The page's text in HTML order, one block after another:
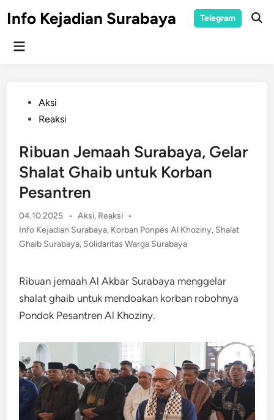
toInfo Kejadian Surabaya Telegram
Main
PostedAksi
Reaksi
Ribuan Jemaah Surabaya, Gelar
Shalat Ghaib untuk Korban
Pesantren
04.10.2025 • Posted
in
Aksi, Reaksi •
Info Kejadian Surabaya, Korban Ponpes Al Khoziny, Shalat
Ghaib Surabaya, Solidaritas Warga Surabaya
Ribuan jemaah Al Akbar Surabaya menggelar
shalat ghaib untuk mendoakan korban robohnya
Pondok Pesantren Al Khoziny.